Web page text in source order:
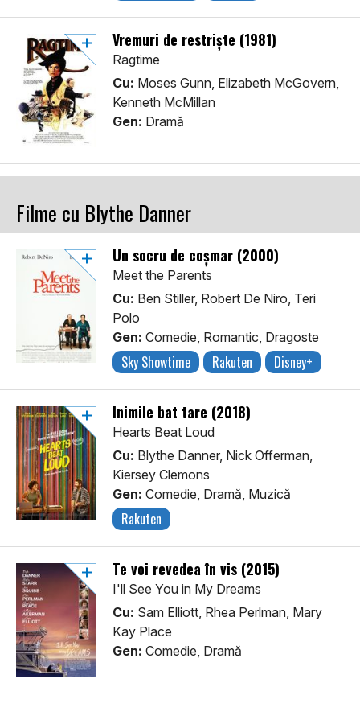
Vremuri de restriște (1981)
Ragtime
Cu: Moses Gunn, Elizabeth McGovern,
Kenneth McMillan
Gen: Dramă
Filme cu Blythe Danner
Un socru de coșmar (2000)
Meet the Parents
Cu: Ben Stiller, Robert De Niro, Teri
Polo
Gen: Comedie, Romantic, Dragoste
Sky Showtime Rakuten Disney+
Inimile bat tare (2018)
Hearts Beat Loud
Cu: Blythe Danner, Nick Offerman,
Kiersey Clemons
Gen: Comedie, Dramă, Muzică
Rakuten
Te voi revedea în vis (2015)
I'll See You in My Dreams
Cu: Sam Elliott, Rhea Perlman, Mary
Kay Place
Gen: Comedie, Dramă